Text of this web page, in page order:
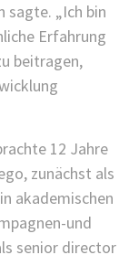
sagte. „Ich bin
Erfahrung
beitragen,
12 Jahre
zunächst als
akademischen
und
senior director